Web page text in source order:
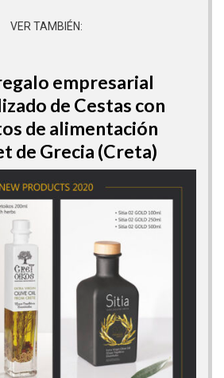
VER TAMBIÉN:
empresarial
de Cestas con
de alimentación
de Grecia (Creta)